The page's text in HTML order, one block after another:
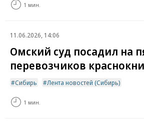
1 мин.
11.06.2026, 14:06
Омский суд посадил на
перевозчиков
Сибирь Лента новостей (Сибирь)
1 мин.